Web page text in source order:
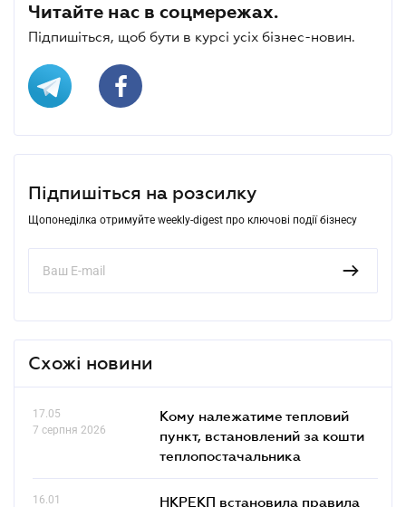
Читайте нас в соцмережах.
Підпишіться, щоб бути в курсі усіх бізнес-новин.
Підпишіться на розсилку
Щопонеділка отримуйте weekly-digest про ключові події бізнесу
Схожі новини
17.05
7 серпня 2026
Кому належатиме тепловий
пункт, встановлений за кошти
теплопостачальника
16.01
НКРЕКП встановила правила